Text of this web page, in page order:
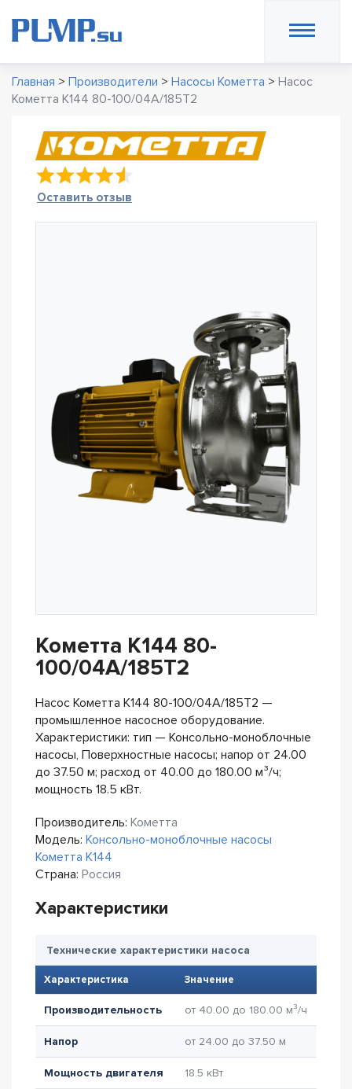
Главная > Производители > Насосы Кометта > Насос
Кометта К144 80-100/04А/185Т2
Оставить отзыв
Кометта К144 80-
100/04А/185Т2
Насос Кометта К144 80-100/04А/185Т2 —
промышленное насосное оборудование.
Характеристики: тип — Консольно-моноблочные
насосы, Поверхностные насосы; напор от 24.00
до 37.50 м; расход от 40.00 до 180.00 м³/ч;
мощность 18.5 кВт.
Производитель: Кометта
Модель: Консольно-моноблочные насосы
Кометта К144
Страна: Россия
Характеристики
Технические характеристики насоса
Характеристика Значение
Производительность от 40.00 до 180.00 м³/ч
Напор от 24.00 до 37.50 м
Мощность двигателя 18.5 кВт